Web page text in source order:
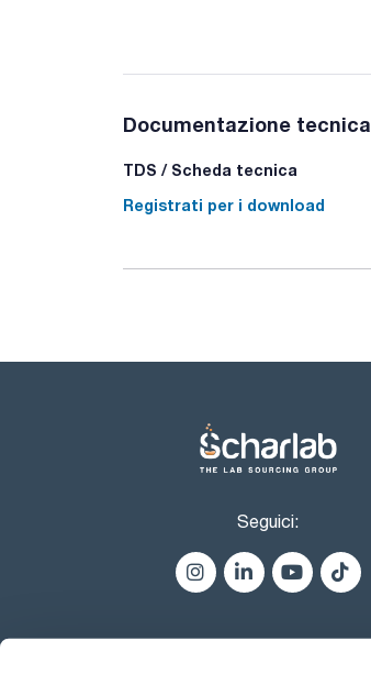
Documentazione tecnica
TDS / Scheda tecnica
Registrati per i download
Seguici: